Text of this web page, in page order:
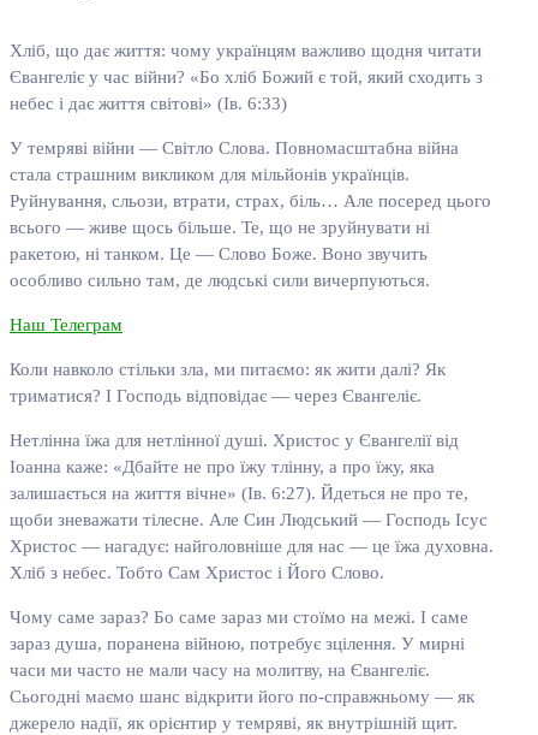
Хліб, що дає життя: чому українцям важливо щодня читати
Євангеліє у час війни? «Бо хліб Божий є той, який сходить з
небес і дає життя світові» (Ів. 6:33)
У темряві війни — Світло Слова. Повномасштабна війна
стала страшним викликом для мільйонів українців.
Руйнування, сльози, втрати, страх, біль… Але посеред цього
всього — живе щось більше. Те, що не зруйнувати ні
ракетою, ні танком. Це — Слово Боже. Воно звучить
особливо сильно там, де людські сили вичерпуються.
Наш Телеграм
Коли навколо стільки зла, ми питаємо: як жити далі? Як
триматися? І Господь відповідає — через Євангеліє.
Нетлінна їжа для нетлінної душі. Христос у Євангелії від
Іоанна каже: «Дбайте не про їжу тлінну, а про їжу, яка
залишається на життя вічне» (Ів. 6:27). Йдеться не про те,
щоби зневажати тілесне. Але Син Людський — Господь Ісус
Христос — нагадує: найголовніше для нас — це їжа духовна.
Хліб з небес. Тобто Сам Христос і Його Слово.
Чому саме зараз? Бо саме зараз ми стоїмо на межі. І саме
зараз душа, поранена війною, потребує зцілення. У мирні
часи ми часто не мали часу на молитву, на Євангеліє.
Сьогодні маємо шанс відкрити його по-справжньому — як
джерело надії, як орієнтир у темряві, як внутрішній щит.